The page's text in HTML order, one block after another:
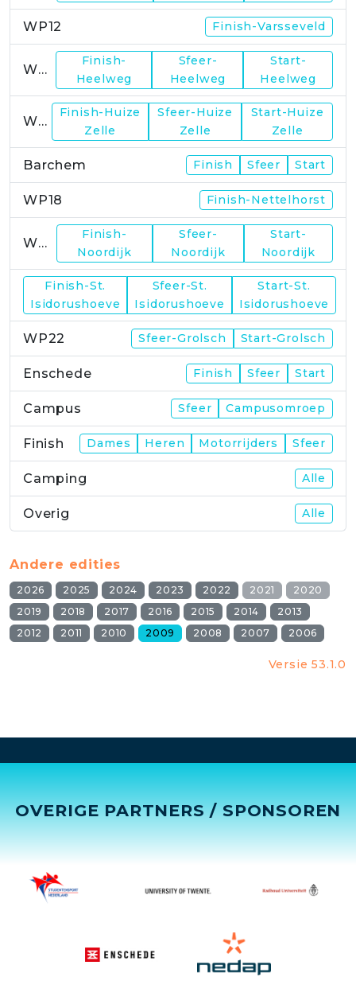
WP12 Finish-Varsseveld
WP13
Finish-
Heelweg
Sfeer-
Heelweg
Start-
Heelweg
WP15
Finish-Huize
Zelle
Sfeer-Huize
Zelle
Start-Huize
Zelle
Barchem Finish Sfeer Start
WP18 Finish-Nettelhorst
WP19
Finish-
Noordijk
Sfeer-
Noordijk
Start-
Noordijk
Finish-St.
Isidorushoeve
Sfeer-St.
Isidorushoeve
Start-St.
Isidorushoeve
WP22 Sfeer-Grolsch Start-Grolsch
Enschede Finish Sfeer Start
Campus Sfeer Campusomroep
Finish Dames Heren Motorrijders Sfeer
Camping Alle
Overig Alle
Andere edities
2026 2025 2024 2023 2022 2021
2020
2019
2018 2017 2016 2015 2014
2013
2012
2011 2010 2009 2008 2007 2006
Versie 53.1.0
OVERIGE PARTNERS / SPONSOREN